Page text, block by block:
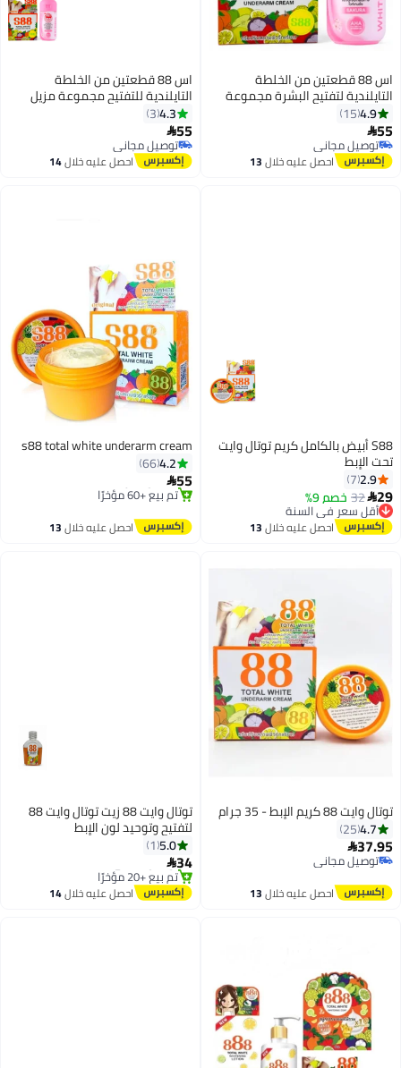
اس 88 قطعتين من الخلطة
التايلندية لتفتيح البشرة مجموعة
مزيل العرق و كريم تبييـض تحت الابط
35 جرام & بودرة 22 جرام الأصلي
4.9
15
55
توصيل مجاني
توصيل مجانياحصل عليه خلال13
اس 88 قطعتين من الخلطة
التايلندية للتفتيح مجموعة مزيل
الأصلي
4.3
3
55
توصيل مجاني
توصيل مجانياحصل عليه خلال14
S88 أبيض بالكامل كريم توتال وايت
تحت الإبط
2.9
7
29
32 خصم 9%
أقل سعر في السنة
توصيل مجاني
أقل سعر في السنة
احصل عليه خلال13
s88 total white underarm cream
4.2
66
55
توصيل مجاني
بتخلّص بسرعة
تم بيع +60 مؤخرًا
توصيل مجانياحصل عليه خلال13
توتال وايت 88 كريم الإبط - 35 جرام
4.7
25
37.95
توصيل مجاني
توصيل مجاني
احصل عليه خلال13
توتال وايت 88 زيت توتال وايت 88
لتفتيح وتوحيد لون الإبط
5.0
1
34
أقل سعر في 30 يوم
توصيل مجاني
تم بيع +20 مؤخرًا
احصل عليه خلال14